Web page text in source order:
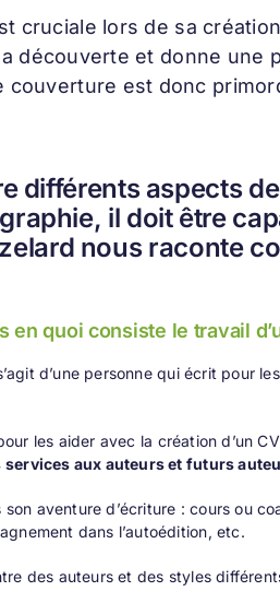
cruciale lors de sa
découverte et donne
est donc
différents aspects
il doit être
nous raconte
quoi consiste le travail
d’une personne qui écrit pour
les aider avec la création d’un
services aux auteurs et futurs
aventure d’écriture : cours ou
dans l’autoédition, etc.
des auteurs et des styles